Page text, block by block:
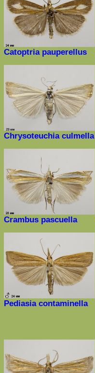
Catoptria pauperellus
Chrysoteuchia culmella
Crambus pascuella
Pediasia contaminella